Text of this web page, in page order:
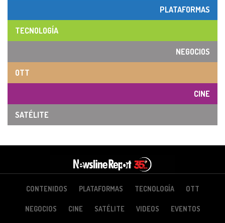
PLATAFORMAS
TECNOLOGÍA
NEGOCIOS
OTT
CINE
SATÉLITE
CONTENIDOS PLATAFORMAS TECNOLOGÍA OTT
NEGOCIOS CINE SATÉLITE VIDEOS EVENTOS